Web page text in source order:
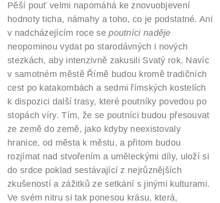
Pěší pouť velmi napomáhá ke znovuobjevení
hodnoty ticha, námahy a toho, co je podstatné. Ani
v nadcházejícím roce sepoutníci naděje
neopominou vydat po starodávných i nových
stezkách, aby intenzivně zakusili Svatý rok. Navíc
v samotném městě Římě budou kromě tradičních
cest po katakombách a sedmi římských kostelích
k dispozici další trasy, které poutníky povedou po
stopách víry. Tím, že se poutníci budou přesouvat
ze země do země, jako kdyby neexistovaly
hranice, od města k městu, a přitom budou
rozjímat nad stvořením a uměleckými díly, uloží si
do srdce poklad sestávající z nejrůznějších
zkušeností a zážitků ze setkání s jinými kulturami.
Ve svém nitru si tak ponesou krásu, která,